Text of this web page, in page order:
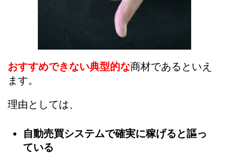
おすすめできない典型的な商材であるといえ
ます。
理由としては、
自動売買システムで確実に稼げると謳っ
ている